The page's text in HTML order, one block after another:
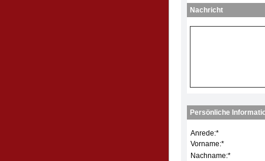
Nachricht
Persönliche
Anrede:*
Vorname:*
Nachname:*